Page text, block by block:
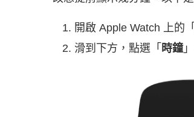
開啟 Apple Watch 上的「
滑到下方，點選「 時鐘